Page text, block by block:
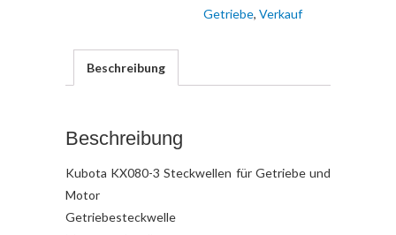
Getriebe, Verkauf
Beschreibung
Beschreibung
Kubota KX080-3 Steckwellen für Getriebe und
Motor
Getriebesteckwelle